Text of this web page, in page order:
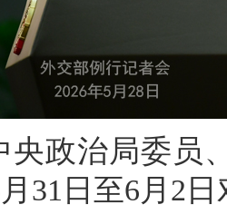
央政治局委员
31日至6月2